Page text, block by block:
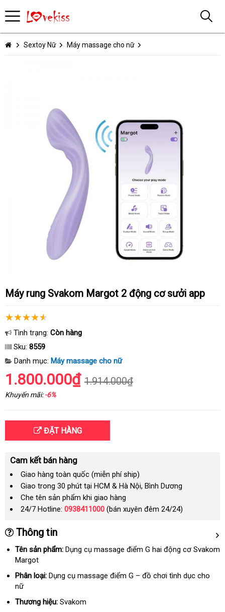
Sextoy Nữ Máy massage cho nữ
Máy rung Svakom Margot 2 động cơ sưởi app
Tình trạng: Còn hàng
Sku: 8559
Danh mục: Máy massage cho nữ
1.800.000₫ 1.914.000₫
Khuyến mãi:-6%
ĐẶT HÀNG
Cam kết bán hàng
Giao hàng toàn quốc (miễn phí ship)
Giao trong 30 phút tại HCM & Hà Nội, Bình Dương
Che tên sản phẩm khi giao hàng
24/7 Hotline: 0938411000 (bán xuyên đêm 24/24)
Thông tin
Tên sản phẩm: Dụng cụ massage điểm G hai động cơ Svakom
Margot
Phân loại: Dụng cụ massage điểm G – đồ chơi tình dục cho
nữ
Thương hiệu: Svakom